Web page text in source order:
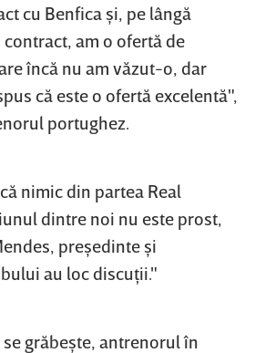
cu Benfica şi, pe lângă
am o ofertă de
încă nu am văzut-o, dar
că este o ofertă excelentă",
portughez.
nimic din partea Real
dintre noi nu este prost,
preşedinte şi
au loc discuţii."
grăbeşte, antrenorul în